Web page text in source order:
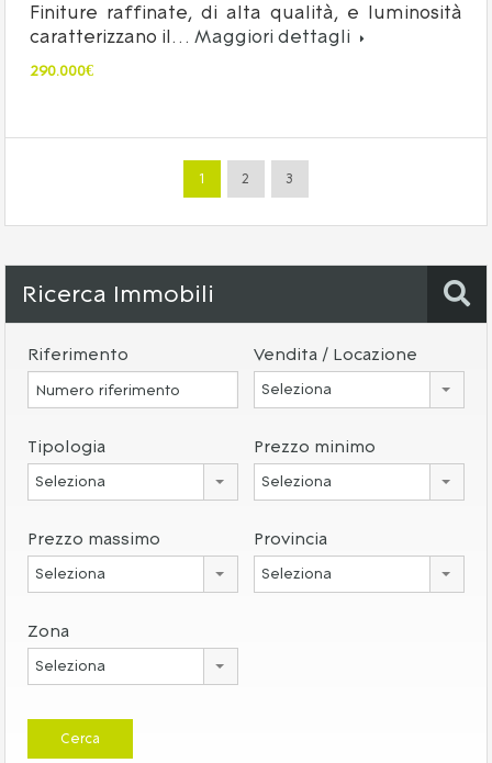
Finiture raffinate, di alta qualità, e luminosità
caratterizzano il… Maggiori dettagli
290.000€
1 2 3
Ricerca Immobili
Riferimento Vendita / Locazione
Seleziona
Tipologia
Seleziona
Prezzo minimo
Seleziona
Prezzo massimo
Seleziona
Provincia
Seleziona
Zona
Seleziona